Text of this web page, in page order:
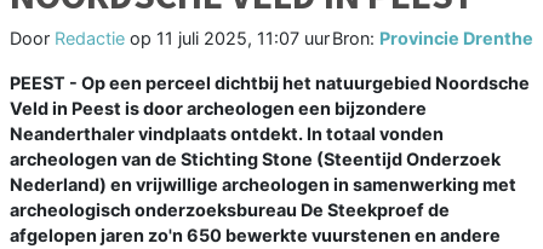
Door Redactie op 11 juli 2025, 11:07 uurBron: Provincie Drenthe
PEEST - Op een perceel dichtbij het natuurgebied Noordsche
Veld in Peest is door archeologen een bijzondere
Neanderthaler vindplaats ontdekt. In totaal vonden
archeologen van de Stichting Stone (Steentijd Onderzoek
Nederland) en vrijwillige archeologen in samenwerking met
archeologisch onderzoeksbureau De Steekproef de
afgelopen jaren zo'n 650 bewerkte vuurstenen en andere